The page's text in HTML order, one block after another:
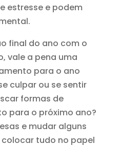
estresse e podem
final do ano com o
vale a pena uma
para o ano
culpar ou se sentir
formas de
para o próximo ano?
e mudar alguns
tudo no papel